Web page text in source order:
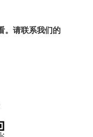
。请联系我们的